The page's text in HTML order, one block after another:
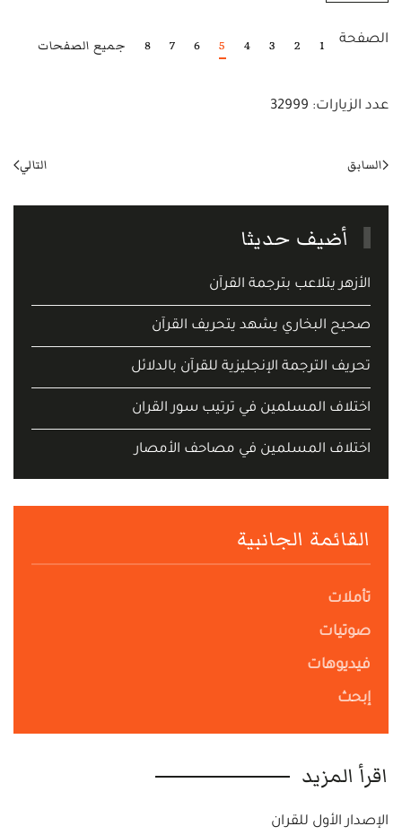
الصفحة 1
2
3
4
5
6
7
8 جميع الصفحات
عدد الزيارات: 32999
السابق التالي
أضيف حديثا
الأزهر يتلاعب بترجمة القرآن
صحيح البخاري يشهد يتحريف القرآن
تحريف الترجمة الإنجليزية للقرآن بالدلائل
اختلاف المسلمين في ترتيب سور القران
اختلاف المسلمين في مصاحف الأمصار
القائمة الجانبية
تأملات
صوتيات
فيديوهات
إبحث
اقرأ المزيد
الإصدار الأول للقران